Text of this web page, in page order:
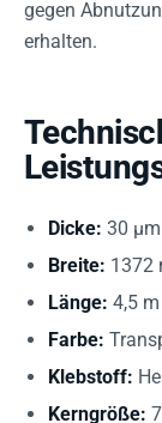
gegen
erhalten.
Dicke: 30 µm
Breite: 1372
Länge: 4,5 m
Farbe:
Klebstoff:
Kerngröße: